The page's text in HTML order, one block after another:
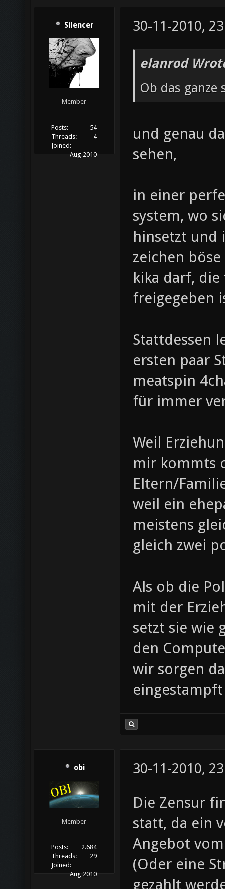
Silencer
Member
Posts:
54
Threads:
4
Joined:
Aug 2010
30-11-2010,
elanrod
Ob das ganze
und genau
sehen,
in einer
system, wo
hinsetzt und
zeichen
kika darf,
freigegeben
Stattdessen
ersten paar
meatspin
für immer
Weil
mir kommts
Eltern/
weil ein
meistens
gleich zwei
Als ob die
mit der
setzt sie wie
den
wir sorgen
obi
Member
Posts:
2.684
Threads:
29
Joined:
Aug 2010
30-11-2010,
Die Zensur
statt, da ein
Angebot
(Oder eine
gezahlt